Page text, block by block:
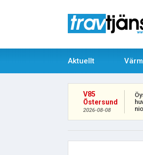
Aktuellt
V85
Östersund
2026-08-08